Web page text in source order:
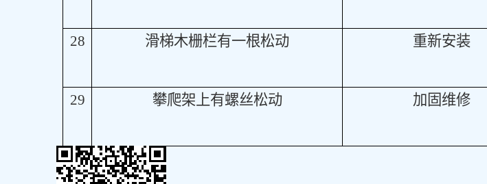
28 滑梯木栅栏有一根松动 重新安装
29 攀爬架上有螺丝松动 加固维修